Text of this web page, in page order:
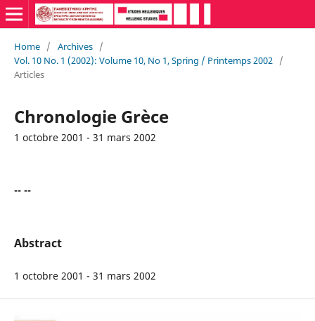
Home / Archives /
Vol. 10 No. 1 (2002): Volume 10, No 1, Spring / Printemps 2002 /
Articles
Chronologie Grèce
1 octobre 2001 - 31 mars 2002
-- --
Abstract
1 octobre 2001 - 31 mars 2002